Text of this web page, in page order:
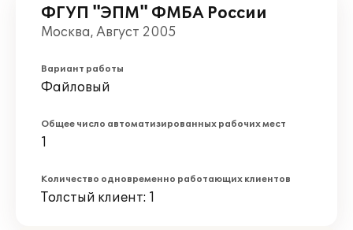
ФГУП "ЭПМ" ФМБА России
Москва, Август 2005
Вариант работы
Файловый
Общее число автоматизированных рабочих мест
1
Количество одновременно работающих клиентов
Толстый клиент: 1